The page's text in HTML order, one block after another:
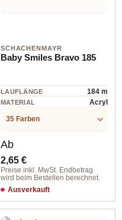
SCHACHENMAYR
Baby Smiles Bravo 185
LAUFLÄNGE 184 m
MATERIAL
Acryl
35 Farben
Regulärer Preis:
Ab
2,65 €
Preise inkl. MwSt. Endbetrag
wird beim Bestellen berechnet.
Ausverkauft
00180 flamingo color